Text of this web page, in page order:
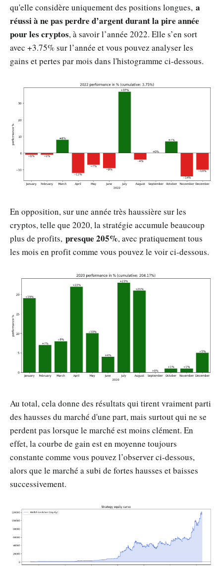
qu'elle considère uniquement des positions longues, a
réussi à ne pas perdre d’argent durant la pire année
pour les cryptos, à savoir l’année 2022. Elle s’en sort
avec +3.75% sur l’année et vous pouvez analyser les
gains et pertes par mois dans l'histogramme ci-dessous.
En opposition, sur une année très haussière sur les
cryptos, telle que 2020, la stratégie accumule beaucoup
plus de profits, presque 205%, avec pratiquement tous
les mois en profit comme vous pouvez le voir ci-dessous.
Au total, cela donne des résultats qui tirent vraiment parti
des hausses du marché d'une part, mais surtout qui ne se
perdent pas lorsque le marché est moins clément. En
effet, la courbe de gain est en moyenne toujours
constante comme vous pouvez l’observer ci-dessous,
alors que le marché a subi de fortes hausses et baisses
successivement.